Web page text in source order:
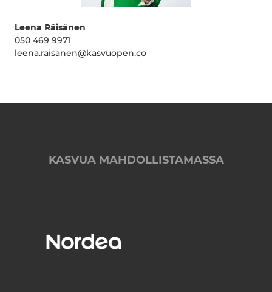
Leena Räisänen
050 469 9971
leena.raisanen@kasvuopen.co
KASVUA MAHDOLLISTAMASSA